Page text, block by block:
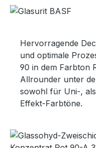
Hervorragende
und optimale
90 in dem Farbton
Allrounder unter
sowohl für Uni-,
Effekt-Farbtöne.
Bildergalerie